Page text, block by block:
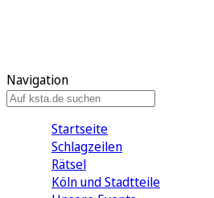
Navigation
Startseite
Schlagzeilen
Rätsel
Köln und Stadtteile